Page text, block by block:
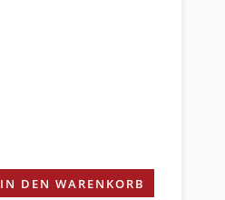
IN DEN WARENKORB